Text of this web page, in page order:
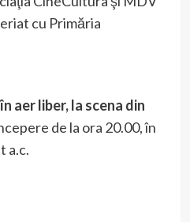
cu Primăria
în aer liber, la scena din
de la ora 20.00, în
a.c.